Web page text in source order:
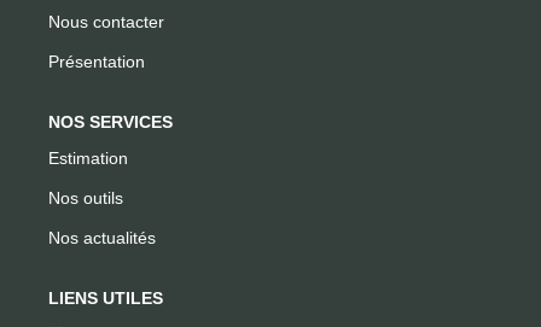
Nous contacter
Présentation
NOS SERVICES
Estimation
Nos outils
Nos actualités
LIENS UTILES